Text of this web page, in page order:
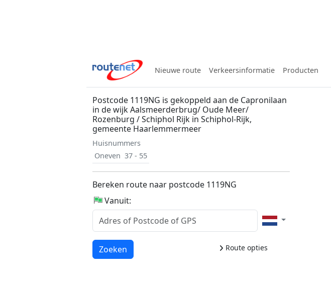
Nieuwe route Verkeersinformatie Producten
Postcode 1119NG is gekoppeld aan de Capronilaan
in de wijk Aalsmeerderbrug/ Oude Meer/
Rozenburg / Schiphol Rijk in Schiphol-Rijk,
gemeente Haarlemmermeer
Huisnummers
Oneven 37 - 55
Bereken route naar postcode 1119NG
Vanuit:
Route opties
Laden...
Zoeken